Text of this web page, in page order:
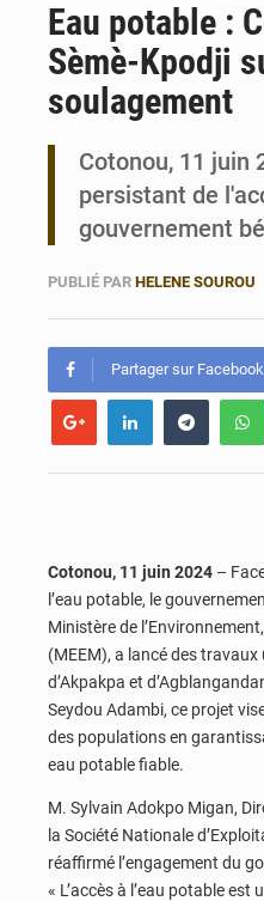
Eau potable :
Sèmè-Kpodji
soulagement
Cotonou, 11 juin
persistant de
gouvernement
PUBLIÉ PAR HELENE SOUROU
Partager sur Facebook
Cotonou, 11 juin 2024 –
l’eau potable, le
Ministère de
(MEEM), a lancé des
d’Akpakpa et
Seydou Adambi, ce projet
des populations en
eau potable fiable.
M. Sylvain Adokpo Migan,
la Société Nationale
réaffirmé l’engagement du
« L’accès à l’eau potable